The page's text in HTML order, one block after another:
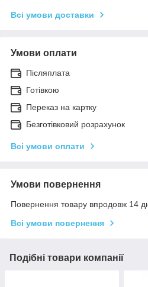
Всі умови доставки
Умови оплати
Післяплата
Готівкою
Переказ на картку
Безготівковий розрахунок
Всі умови оплати
Умови повернення
Повернення товару впродовж 14
Всі умови повернення
Подібні товари компанії